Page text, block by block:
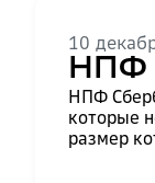
10
НПФ
НПФ
которые
размер